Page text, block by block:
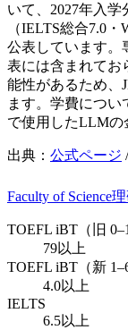
いて、2027年入
（IELTS総合7.0
公表しています。
表には含まれてお
能性があるため、
ます。学費につい
で使用したLLMの
出典： 公式ページ
Faculty of Science
TOEFL iBT（旧
79以上
TOEFL iBT（新 1–6
4.0以上
IELTS
6.5以上